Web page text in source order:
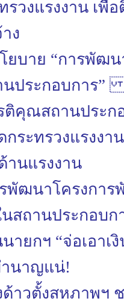
รวงแรงงาน เพื่
ง
โยบาย “การพัฒ
นประกอบการ”
ติคุณสถานประ
กระทรวงแรงง
นแรงงาน
พัฒนาโครงการ
สถานประกอบก
ายกฯ “จ่อเอา
ำนาญแน่!
าวตั้งสหภาพฯ